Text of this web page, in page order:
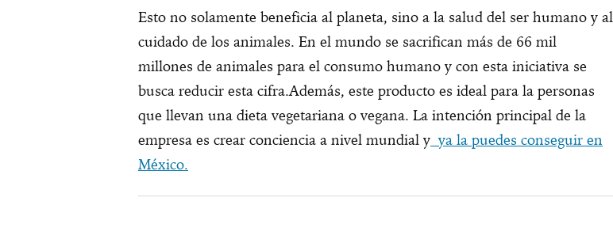
Esto no solamente beneficia al planeta, sino a la salud del ser humano y al
cuidado de los animales. En el mundo se sacrifican más de 66 mil
millones de animales para el consumo humano y con esta iniciativa se
busca reducir esta cifra.Además, este producto es ideal para la personas
que llevan una dieta vegetariana o vegana. La intención principal de la
empresa es crear conciencia a nivel mundial y ya la puedes conseguir en
México.